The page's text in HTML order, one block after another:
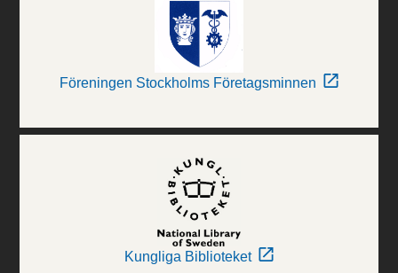
Föreningen Stockholms Företagsminnen
Kungliga Biblioteket